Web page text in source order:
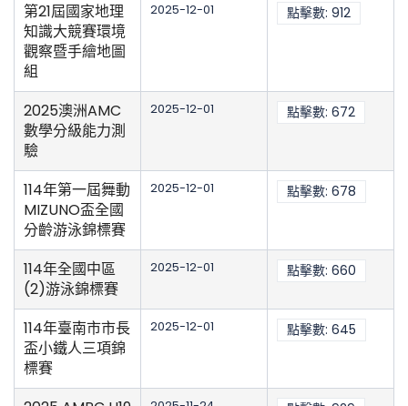
第21屆國家地理
知識大競賽環境
觀察暨手繪地圖
組
2025-12-01 點擊數: 912
2025澳洲AMC
數學分級能力測
驗
2025-12-01 點擊數: 672
114年第一屆舞動
MIZUNO盃全國
分齡游泳錦標賽
2025-12-01 點擊數: 678
114年全國中區
(2)游泳錦標賽
2025-12-01 點擊數: 660
114年臺南市市長
盃小鐵人三項錦
標賽
2025-12-01 點擊數: 645